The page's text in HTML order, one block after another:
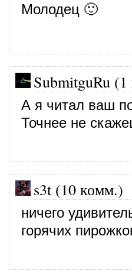
Молодец 🙂
SubmitguRu
А я читал ваш
Точнее не
s3t (10 комм.)
ничего
горячих